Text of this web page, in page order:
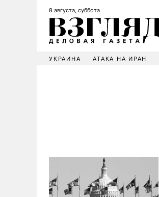
8 августа, суббота
УКРАИНА АТАКА НА ИРАН